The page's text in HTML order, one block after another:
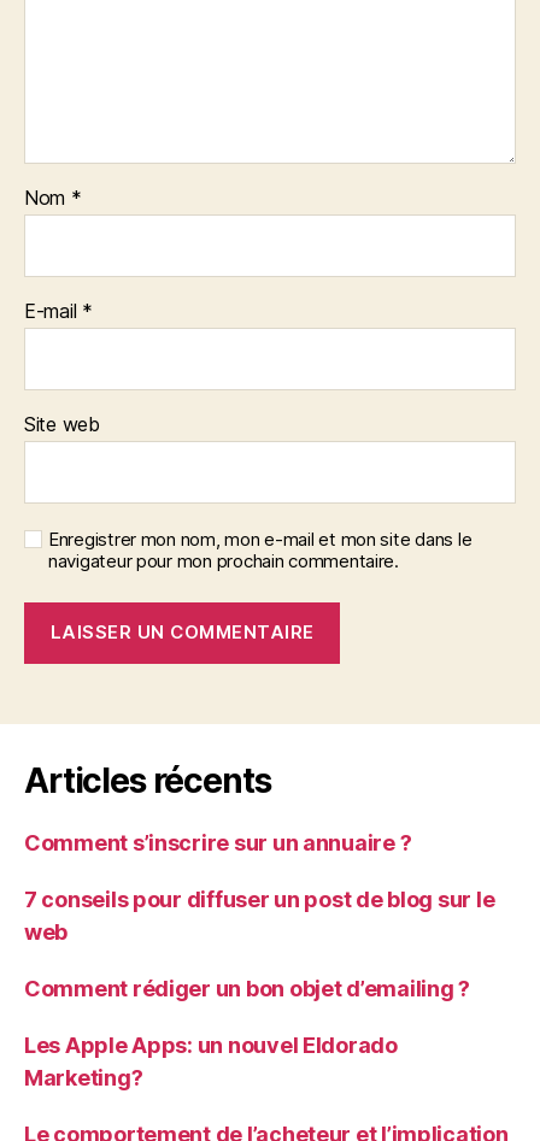
Nom *
E-mail *
Site web
Enregistrer mon nom, mon e-mail et mon site dans le
navigateur pour mon prochain commentaire.
Articles récents
Comment s’inscrire sur un annuaire ?
7 conseils pour diffuser un post de blog sur le
web
Comment rédiger un bon objet d’emailing ?
Les Apple Apps: un nouvel Eldorado
Marketing?
Le comportement de l’acheteur et l’implication